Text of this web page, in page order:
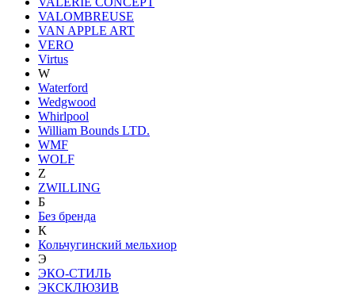
VALOMBREUSE
VAN APPLE ART
VERO
Virtus
W
Waterford
Wedgwood
Whirlpool
William Bounds LTD.
WMF
WOLF
Z
ZWILLING
Б
Без бренда
К
Кольчугинский мельхиор
Э
ЭКО-СТИЛЬ
ЭКСКЛЮЗИВ